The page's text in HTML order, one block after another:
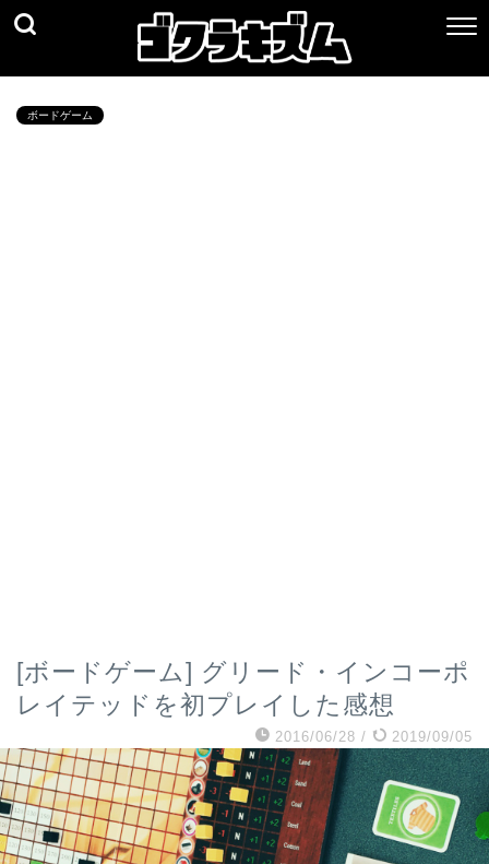
ボードゲーム
[ボードゲーム] グリード・インコーポ
レイテッドを初プレイした感想
2016/06/28 / 2019/09/05